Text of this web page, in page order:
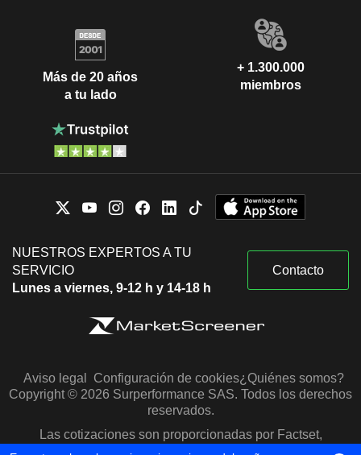
Más de 20 años
a tu lado
+ 1.300.000
miembros
NUESTROS EXPERTOS A TU
SERVICIO
Lunes a viernes, 9-12 h y 14-18 h
Contacto
Aviso legal Configuración de cookies¿Quiénes somos?
Copyright © 2026 Surperformance SAS. Todos los derechos
reservados.
Las cotizaciones son proporcionadas por Factset,
Morningstar y S&P Capital IQ